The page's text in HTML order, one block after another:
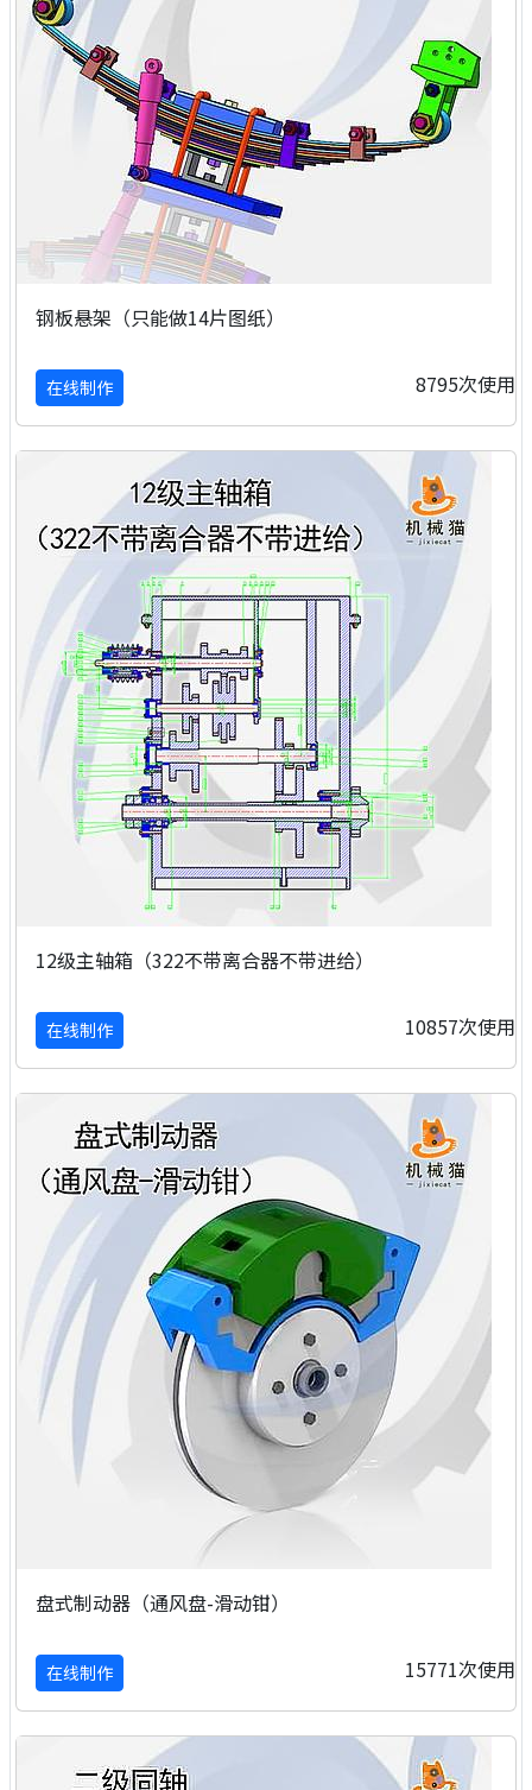
钢板悬架（只能做14片图纸）
在线制作 8795次使用
12级主轴箱（322不带离合器不带进给）
在线制作 10857次使用
盘式制动器（通风盘-滑动钳）
在线制作 15771次使用